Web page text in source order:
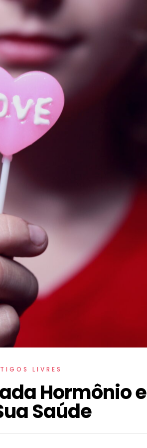
LIVRES
Hormônio e
Saúde